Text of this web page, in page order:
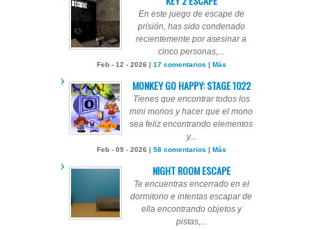
En este juego de escape de
prisión, has sido condenado
recientemente por asesinar a
cinco personas,...
Feb - 12 - 2026 | 17 comentarios | Más
MONKEY GO HAPPY: STAGE 1022
Tienes que encontrar todos los
mini monos y hacer que el mono
sea feliz encontrando elementos
y...
Feb - 09 - 2026 | 58 comentarios | Más
NIGHT ROOM ESCAPE
Te encuentras encerrado en el
dormitorio e intentas escapar de
ella encontrando objetos y
pistas,...